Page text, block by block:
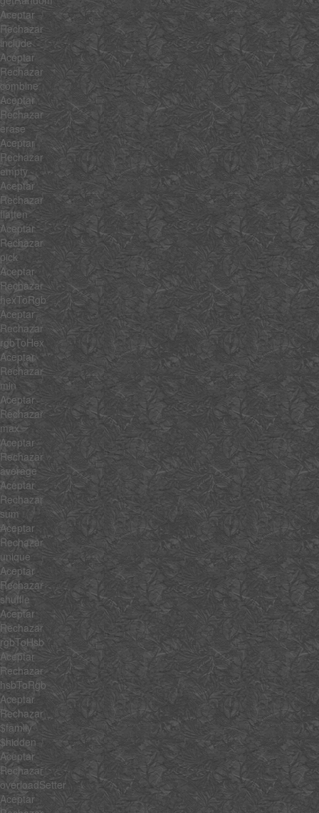
Aceptar
Rechazar
include
Aceptar
Rechazar
combine
Aceptar
Rechazar
erase
Aceptar
Rechazar
empty
Aceptar
Rechazar
flatten
Aceptar
Rechazar
pick
Aceptar
Rechazar
hexToRgb
Aceptar
Rechazar
rgbToHex
Aceptar
Rechazar
min
Aceptar
Rechazar
max
Aceptar
Rechazar
average
Aceptar
Rechazar
sum
Aceptar
Rechazar
unique
Aceptar
Rechazar
shuffle
Aceptar
Rechazar
rgbToHsb
Aceptar
Rechazar
hsbToRgb
Aceptar
Rechazar
$family
$hidden
Aceptar
Rechazar
overloadSetter
Aceptar